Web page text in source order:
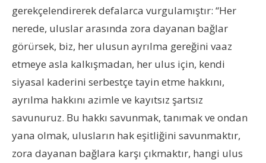
gerekçelendirerek defalarca vurgulamıştır: “Her
nerede, uluslar arasında zora dayanan bağlar
görürsek, biz, her ulusun ayrılma gereğini vaaz
etmeye asla kalkışmadan, her ulus için, kendi
siyasal kaderini serbestçe tayin etme hakkını,
ayrılma hakkını azimle ve kayıtsız şartsız
savunuruz. Bu hakkı savunmak, tanımak ve ondan
yana olmak, ulusların hak eşitliğini savunmaktır,
zora dayanan bağlara karşı çıkmaktır, hangi ulus